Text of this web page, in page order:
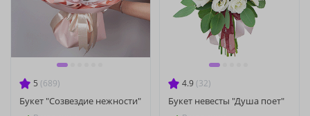
5 (689)
Букет "Созвездие нежности"
4.9 (32)
Букет невесты "Душа поет"